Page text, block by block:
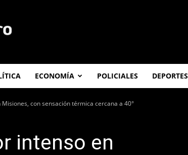
ECONOMÍA POLICIALES DEPORTES
con sensación térmica cercana a 40°
intenso en